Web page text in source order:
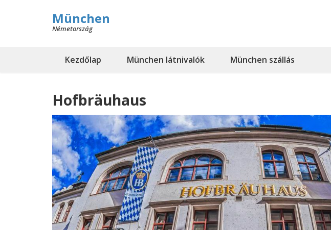
München
Németország
Kezdőlap München látnivalók München szállás
Hofbräuhaus